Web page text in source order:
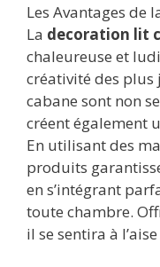
Les Avantages de
La decoration lit
chaleureuse et
créativité des plus
cabane sont non
créent également
En utilisant des
produits
en s’intégrant
toute chambre.
il se sentira à